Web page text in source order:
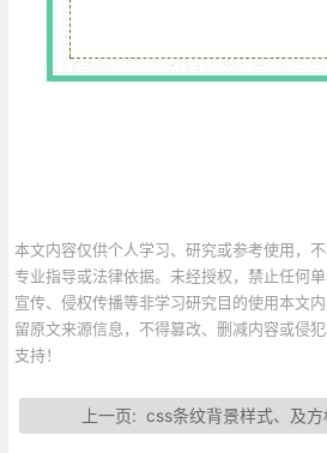
本文内容仅供个人学习、研究或参考使用，不
专业指导或法律依据。未经授权，禁止任何
宣传、侵权传播等非学习研究目的使用本文
留原文来源信息，不得篡改、删减内容或侵
支持！
上一页: css条纹背景样式、及